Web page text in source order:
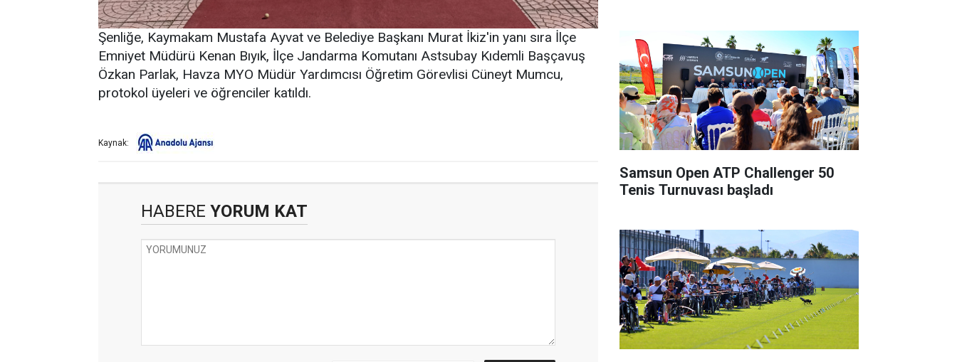
Şenliğe, Kaymakam Mustafa Ayvat ve Belediye Başkanı Murat İkiz'in yanı sıra İlçe
Emniyet Müdürü Kenan Bıyık, İlçe Jandarma Komutanı Astsubay Kıdemli Başçavuş
Özkan Parlak, Havza MYO Müdür Yardımcısı Öğretim Görevlisi Cüneyt Mumcu,
protokol üyeleri ve öğrenciler katıldı.
Kaynak:
HABERE YORUM KAT
Samsun Open ATP Challenger 50
Tenis Turnuvası başladı